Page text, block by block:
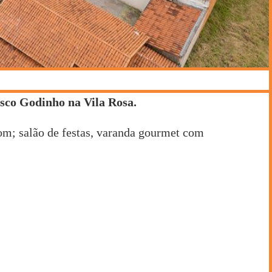
Godinho na Vila Rosa.
salão de festas, varanda gourmet com